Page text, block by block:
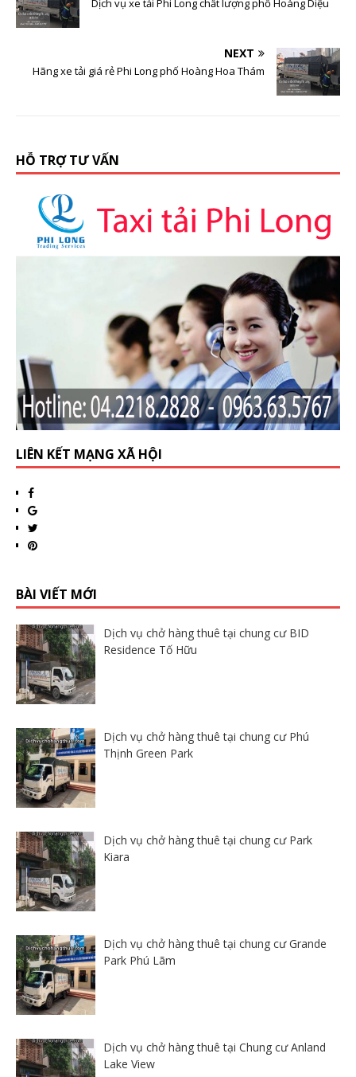
Dịch vụ xe tải Phi Long chất lượng phố Hoàng Diệu
NEXT
Hãng xe tải giá rẻ Phi Long phố Hoàng Hoa Thám
HỖ TRỢ TƯ VẤN
LIÊN KẾT MẠNG XÃ HỘI
BÀI VIẾT MỚI
Dịch vụ chở hàng thuê tại chung cư BID
Residence Tố Hữu
Dịch vụ chở hàng thuê tại chung cư Phú
Thịnh Green Park
Dịch vụ chở hàng thuê tại chung cư Park
Kiara
Dịch vụ chở hàng thuê tại chung cư Grande
Park Phú Lãm
Dịch vụ chở hàng thuê tại Chung cư Anland
Lake View